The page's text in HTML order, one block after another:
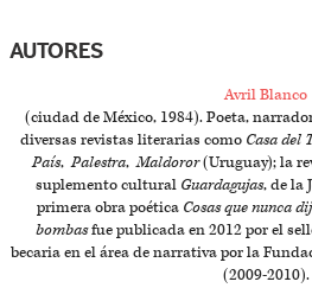
AUTORES
Avril Blanco
(ciudad de México, 1984). Poeta,
diversas revistas literarias como Casa del
País,Palestra,Maldoror(Uruguay); la
suplemento cultural Guardagujas, de la
primera obra poética Cosas que nunca
bombasfue publicada en 2012 por el
becaria en el área de narrativa por la
(2009-2010).